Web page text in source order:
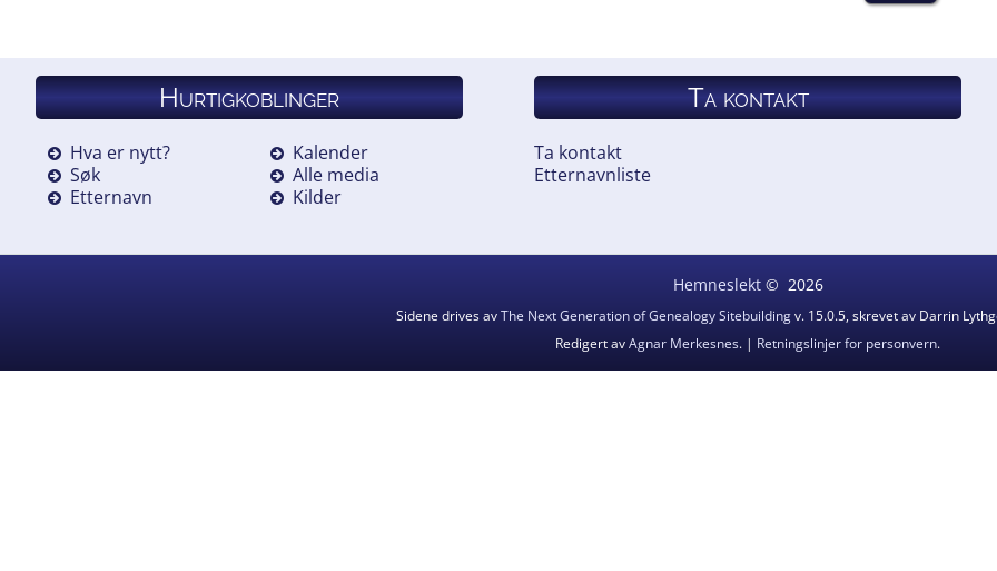
Hurtigkoblinger
Hva er nytt?
Søk
Etternavn
Kalender
Alle media
Kilder
Ta kontakt
Ta kontakt
Etternavnliste
Hemneslekt© 2026
Sidene drives avThe Next Generation of Genealogy Sitebuildingv. 15.0.5, skrevet av Darrin
Redigert avAgnar Merkesnes. | Retningslinjer for personvern.